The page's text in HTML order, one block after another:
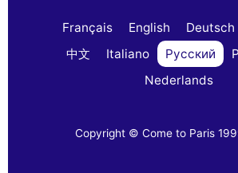
Français English Deutsch
中文
Italiano Русский
Nederlands
Copyright © Come to Paris